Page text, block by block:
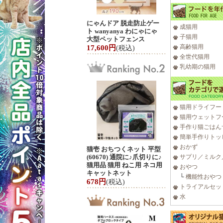
にゃんドア 脱走防止ゲー
ト wanyanya わにゃにゃ
大型ペットフェンス
17,600円(税込)
猫壱 おちつくネット 平型
(60670) 通院に♪爪切りに♪
猫用品 猫用 ねこ用 ネコ用
キャットネット
678円(税込)
成猫用
子猫用
高齢猫用
全世代猫用
乳幼期の猫用
猫用ドライフー
猫用ウェットフ
手作り猫ごはん
簡単手作りトッ
おかず
サプリ／ミルク
おやつ
└ 機能性おやつ
トライアルセッ
水